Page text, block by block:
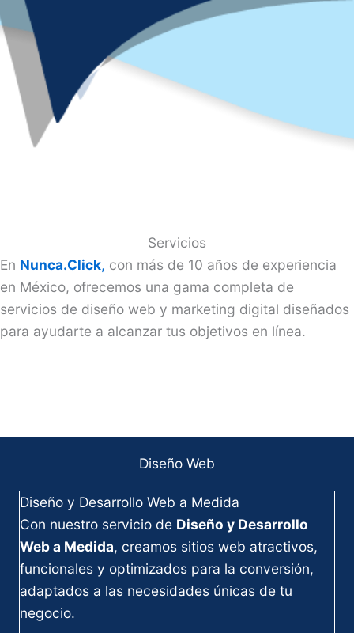
Servicios
En Nunca.Click, con más de 10 años de experiencia
en México, ofrecemos una gama completa de
servicios de diseño web y marketing digital diseñados
para ayudarte a alcanzar tus objetivos en línea.
Diseño Web
Diseño y Desarrollo Web a Medida
Con nuestro servicio de Diseño y Desarrollo
Web a Medida, creamos sitios web atractivos,
funcionales y optimizados para la conversión,
adaptados a las necesidades únicas de tu
negocio.